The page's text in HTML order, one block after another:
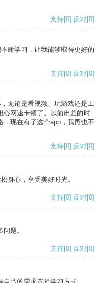
支持[0] 反对[0]
断学习，让我能够取得更好的
支持[0] 反对[0]
无论是看视频、玩游戏还是工
心网速卡顿了。以前出差的时
现在有了这个app，我再也不
支持[0] 反对[0]
身心，享受美好时光。
支持[0] 反对[0]
题。
支持[0] 反对[0]